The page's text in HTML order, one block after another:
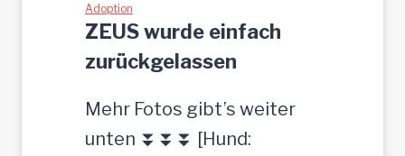
e
s
u
c
ü
b
s
c
Adoption
ZEUS wurde einfach
zurückgelassen
Mehr Fotos gibt’s weiter
unten ⏬⏬⏬ [Hund: